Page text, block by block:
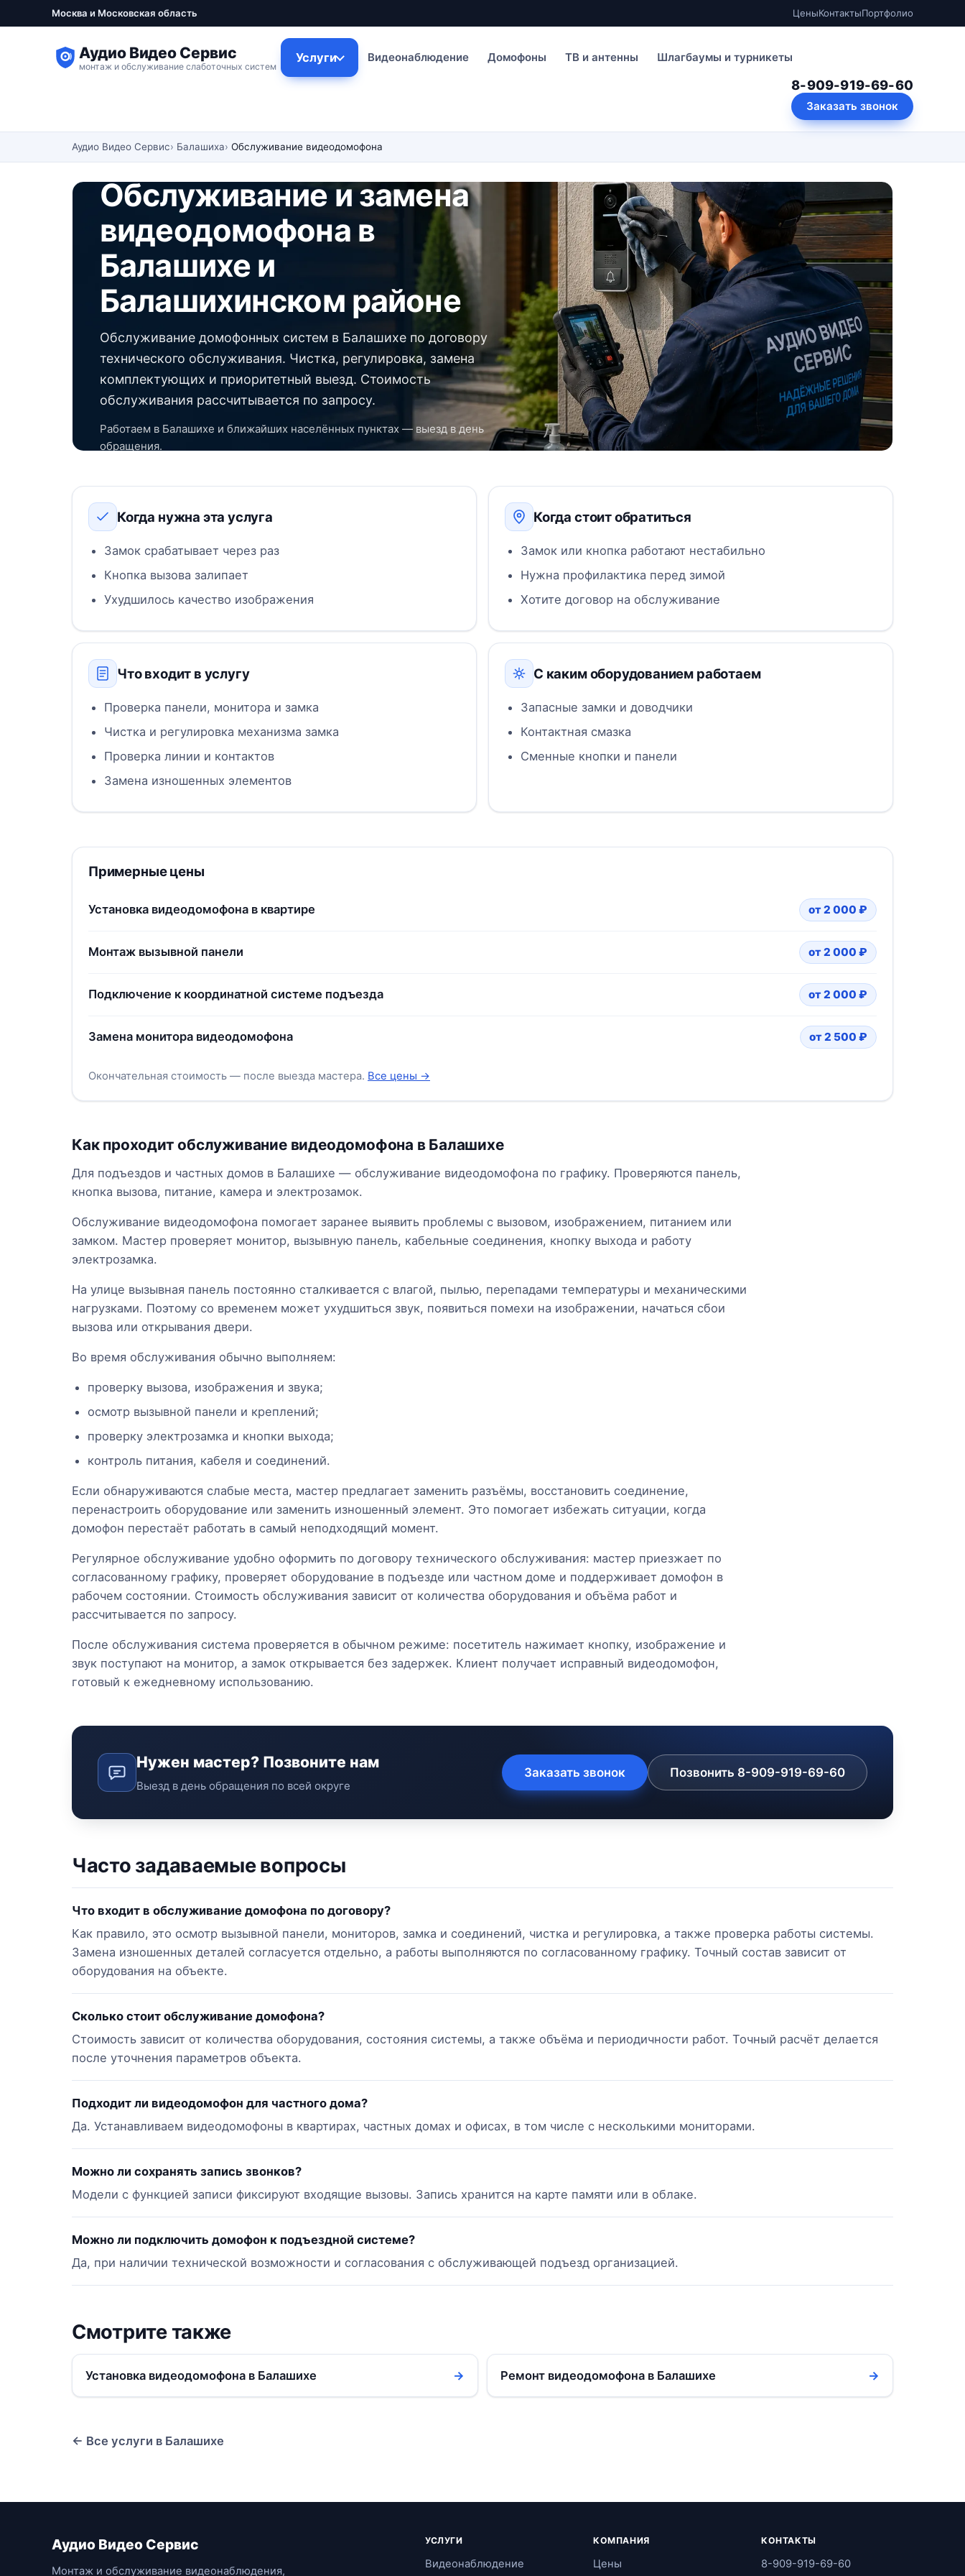
Москва и Московская область ЦеныКонтактыПортфолио
Аудио Видео Сервис
монтаж и обслуживание слаботочных систем
Услуги Видеонаблюдение Домофоны ТВ и антенны Шлагбаумы и турникеты
8-909-919-69-60
Заказать звонок
Аудио Видео Сервис Балашиха Обслуживание видеодомофона
Обслуживание и замена
видеодомофона в
Балашихе и
Балашихинском районе
Обслуживание домофонных систем в Балашихе по договору
технического обслуживания. Чистка, регулировка, замена
комплектующих и приоритетный выезд. Стоимость
обслуживания рассчитывается по запросу.
Работаем в Балашихе и ближайших населённых пунктах — выезд в день
обращения.
Когда нужна эта услуга
Замок срабатывает через раз
Кнопка вызова залипает
Ухудшилось качество изображения
Когда стоит обратиться
Замок или кнопка работают нестабильно
Нужна профилактика перед зимой
Хотите договор на обслуживание
Что входит в услугу
Проверка панели, монитора и замка
Чистка и регулировка механизма замка
Проверка линии и контактов
Замена изношенных элементов
С каким оборудованием работаем
Запасные замки и доводчики
Контактная смазка
Сменные кнопки и панели
Примерные цены
Установка видеодомофона в квартире от 2 000 ₽
Монтаж вызывной панели от 2 000 ₽
Подключение к координатной системе подъезда от 2 000 ₽
Замена монитора видеодомофона от 2 500 ₽
Окончательная стоимость — после выезда мастера. Все цены →
Как проходит обслуживание видеодомофона в Балашихе
Для подъездов и частных домов в Балашихе — обслуживание видеодомофона по графику. Проверяются панель,
кнопка вызова, питание, камера и электрозамок.
Обслуживание видеодомофона помогает заранее выявить проблемы с вызовом, изображением, питанием или
замком. Мастер проверяет монитор, вызывную панель, кабельные соединения, кнопку выхода и работу
электрозамка.
На улице вызывная панель постоянно сталкивается с влагой, пылью, перепадами температуры и механическими
нагрузками. Поэтому со временем может ухудшиться звук, появиться помехи на изображении, начаться сбои
вызова или открывания двери.
Во время обслуживания обычно выполняем:
проверку вызова, изображения и звука;
осмотр вызывной панели и креплений;
проверку электрозамка и кнопки выхода;
контроль питания, кабеля и соединений.
Если обнаруживаются слабые места, мастер предлагает заменить разъёмы, восстановить соединение,
перенастроить оборудование или заменить изношенный элемент. Это помогает избежать ситуации, когда
домофон перестаёт работать в самый неподходящий момент.
Регулярное обслуживание удобно оформить по договору технического обслуживания: мастер приезжает по
согласованному графику, проверяет оборудование в подъезде или частном доме и поддерживает домофон в
рабочем состоянии. Стоимость обслуживания зависит от количества оборудования и объёма работ и
рассчитывается по запросу.
После обслуживания система проверяется в обычном режиме: посетитель нажимает кнопку, изображение и
звук поступают на монитор, а замок открывается без задержек. Клиент получает исправный видеодомофон,
готовый к ежедневному использованию.
Нужен мастер? Позвоните нам
Выезд в день обращения по всей округе
Заказать звонок Позвонить 8-909-919-69-60
Часто задаваемые вопросы
Что входит в обслуживание домофона по договору?
Как правило, это осмотр вызывной панели, мониторов, замка и соединений, чистка и регулировка, а также проверка работы системы.
Замена изношенных деталей согласуется отдельно, а работы выполняются по согласованному графику. Точный состав зависит от
оборудования на объекте.
Сколько стоит обслуживание домофона?
Стоимость зависит от количества оборудования, состояния системы, а также объёма и периодичности работ. Точный расчёт делается
после уточнения параметров объекта.
Подходит ли видеодомофон для частного дома?
Да. Устанавливаем видеодомофоны в квартирах, частных домах и офисах, в том числе с несколькими мониторами.
Можно ли сохранять запись звонков?
Модели с функцией записи фиксируют входящие вызовы. Запись хранится на карте памяти или в облаке.
Можно ли подключить домофон к подъездной системе?
Да, при наличии технической возможности и согласования с обслуживающей подъезд организацией.
Смотрите также
Установка видеодомофона в Балашихе → Ремонт видеодомофона в Балашихе →
← Все услуги в Балашихе
Аудио Видео Сервис
Монтаж и обслуживание видеонаблюдения,
УСЛУГИ
Видеонаблюдение
КОМПАНИЯ
Цены
КОНТАКТЫ
8-909-919-69-60